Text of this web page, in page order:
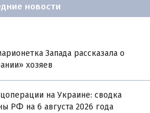
новости
Запада рассказала о
хозяев
на Украине: сводка
РФ на 6 августа 2026 года